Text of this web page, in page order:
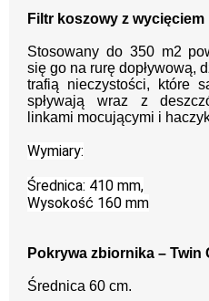
Filtr koszowy z wycięciem
Stosowany do 350 m2
się go na rurę dopływową,
trafią nieczystości, które
spływają wraz z
linkami mocującymi i
Wymiary:
Średnica: 410 mm,
Wysokość 160 mm
Pokrywa zbiornika – Twin
Średnica 60 cm.